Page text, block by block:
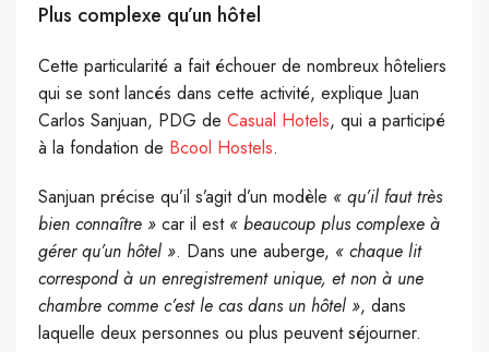
Plus complexe qu’un hôtel
Cette particularité a fait échouer de nombreux hôteliers
qui se sont lancés dans cette activité, explique Juan
Carlos Sanjuan, PDG de Casual Hotels, qui a participé
à la fondation de Bcool Hostels.
Sanjuan précise qu’il s’agit d’un modèle « qu’il faut très
bien connaître » car il est « beaucoup plus complexe à
gérer qu’un hôtel ». Dans une auberge, « chaque lit
correspond à un enregistrement unique, et non à une
chambre comme c’est le cas dans un hôtel », dans
laquelle deux personnes ou plus peuvent séjourner.